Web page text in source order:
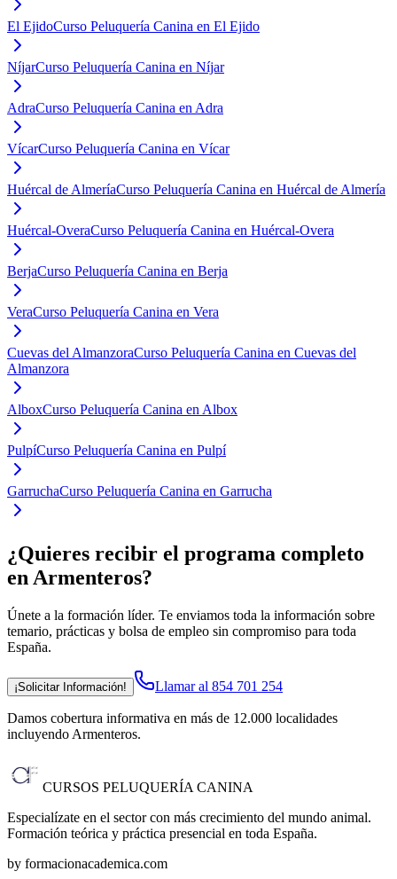
El EjidoCurso Peluquería Canina en El Ejido
NíjarCurso Peluquería Canina en Níjar
AdraCurso Peluquería Canina en Adra
VícarCurso Peluquería Canina en Vícar
Huércal de AlmeríaCurso Peluquería Canina en Huércal de Almería
Huércal-OveraCurso Peluquería Canina en Huércal-Overa
BerjaCurso Peluquería Canina en Berja
VeraCurso Peluquería Canina en Vera
Cuevas del AlmanzoraCurso Peluquería Canina en Cuevas del
Almanzora
AlboxCurso Peluquería Canina en Albox
PulpíCurso Peluquería Canina en Pulpí
GarruchaCurso Peluquería Canina en Garrucha
¿Quieres recibir el programa completo
en Armenteros?
Únete a la formación líder. Te enviamos toda la información sobre
temario, prácticas y bolsa de empleo sin compromiso para toda
España.
¡Solicitar Información! Llamar al 854 701 254
Damos cobertura informativa en más de 12.000 localidades
incluyendo Armenteros.
CURSOS PELUQUERÍA CANINA
Especialízate en el sector con más crecimiento del mundo animal.
Formación teórica y práctica presencial en toda España.
by formacionacademica.com